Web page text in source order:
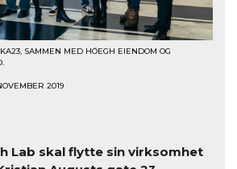
SAMMEN MED HÖEGH EIENDOM OG
2019
Lab skal flytte sin virksomhet